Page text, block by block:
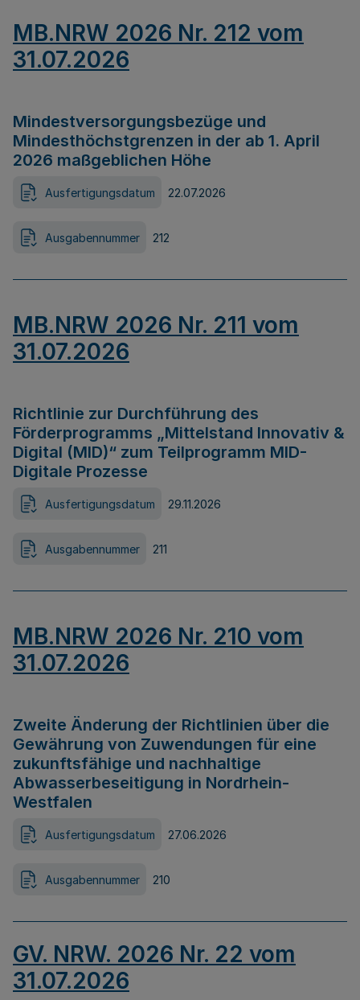
MB.NRW 2026 Nr. 212 vom
31.07.2026
Mindestversorgungsbezüge und
Mindesthöchstgrenzen in der ab 1. April
2026 maßgeblichen Höhe
Ausfertigungsdatum 22.07.2026
Ausgabennummer 212
MB.NRW 2026 Nr. 211 vom
31.07.2026
Richtlinie zur Durchführung des
Förderprogramms „Mittelstand Innovativ &
Digital (MID)“ zum Teilprogramm MID-
Digitale Prozesse
Ausfertigungsdatum 29.11.2026
Ausgabennummer 211
MB.NRW 2026 Nr. 210 vom
31.07.2026
Zweite Änderung der Richtlinien über die
Gewährung von Zuwendungen für eine
zukunftsfähige und nachhaltige
Abwasserbeseitigung in Nordrhein-
Westfalen
Ausfertigungsdatum 27.06.2026
Ausgabennummer 210
GV. NRW. 2026 Nr. 22 vom
31.07.2026